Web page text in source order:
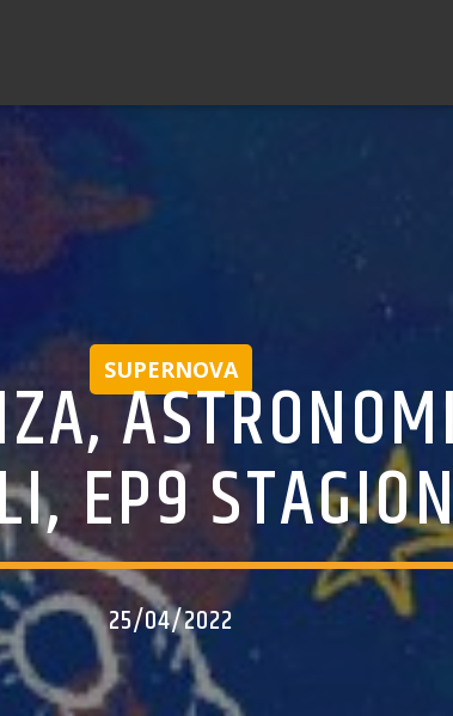
SUPERNOVA
EP9
25/04/2022